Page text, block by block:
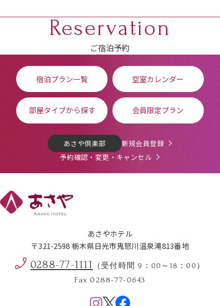
Reservation
ご宿泊予約
宿泊プラン一覧 空室カレンダー
部屋タイプから探す 会員限定プラン
あさや倶楽部
新規会員登録
予約確認・変更・キャンセル
あさやホテル
〒321-2598 栃木県日光市鬼怒川温泉滝813番地
0288-77-1111 （受付時間 9：00～18：00）
Fax 0288-77-0643